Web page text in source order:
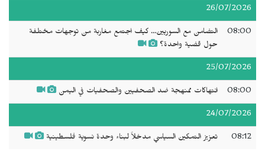
26/07/2026
08:00
التضامن مع السوريين... كيف اجتمع مغاربة من توجهات مختلفة
حول قضية واحدة؟
25/07/2026
08:00 انتهاكات ممنهجة ضد الصحفيين والصحفيات في اليمن
24/07/2026
08:12 تعزيز التمكين السياسي مدخلاً لبناء وحدة نسوية فلسطينية